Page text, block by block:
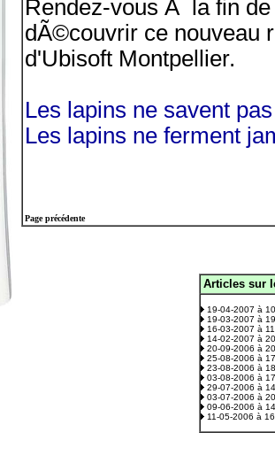
Rendez-vous Ã la fin
dÃ©couvrir ce nouveau
d'Ubisoft Montpellier.
Les lapins ne savent
Les lapins ne ferment
Page précédente
Articles sur
19-04-2007 à
19-03-2007 à
16-03-2007 à
14-02-2007 à
20-09-2006 à
25-08-2006 à
23-08-2006 à
03-08-2006 à
29-07-2006 à
03-07-2006 à
09-06-2006 à
11-05-2006 à